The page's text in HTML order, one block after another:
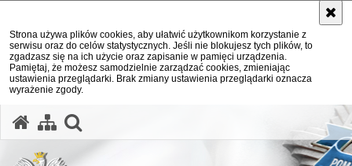
Strona używa plików cookies, aby ułatwić użytkownikom korzystanie z
serwisu oraz do celów statystycznych. Jeśli nie blokujesz tych plików, to
zgadzasz się na ich użycie oraz zapisanie w pamięci urządzenia.
Pamiętaj, że możesz samodzielnie zarządzać cookies, zmieniając
ustawienia przeglądarki. Brak zmiany ustawienia przeglądarki oznacza
wyrażenie zgody.